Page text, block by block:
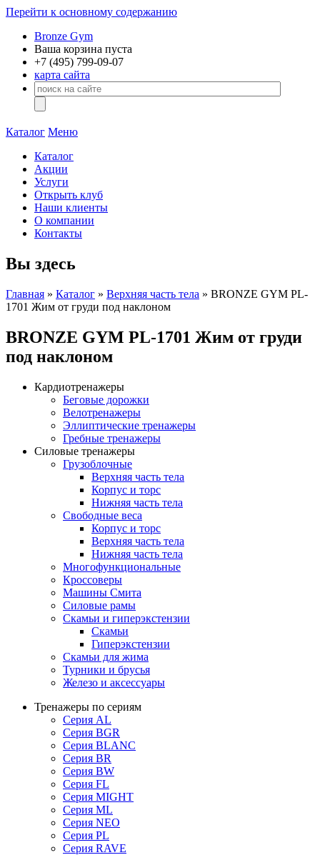
Перейти к основному содержанию
Bronze Gym
Ваша корзина пуста
+7 (495) 799-09-07
карта сайта
Каталог Меню
Каталог
Акции
Услуги
Открыть клуб
Наши клиенты
О компании
Контакты
Вы здесь
Главная » Каталог » Верхняя часть тела » BRONZE GYM PL-
1701 Жим от груди под наклоном
BRONZE GYM PL-1701 Жим от груди
под наклоном
Кардиотренажеры
Беговые дорожки
Велотренажеры
Эллиптические тренажеры
Гребные тренажеры
Силовые тренажеры
Грузоблочные
Верхняя часть тела
Корпус и торс
Нижняя часть тела
Свободные веса
Корпус и торс
Верхняя часть тела
Нижняя часть тела
Многофункциональные
Кроссоверы
Машины Смита
Силовые рамы
Скамьи и гиперэкстензии
Скамьи
Гиперэкстензии
Скамьи для жима
Турники и брусья
Железо и аксессуары
Тренажеры по сериям
Серия AL
Серия BGR
Серия BLANC
Серия BR
Серия BW
Серия FL
Серия MIGHT
Серия ML
Серия NEO
Серия PL
Серия RAVE